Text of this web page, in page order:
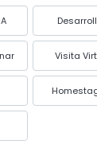
Visita